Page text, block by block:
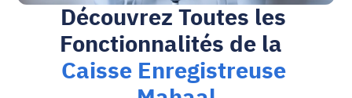
Découvrez Toutes les
Caisse Enregistreuse